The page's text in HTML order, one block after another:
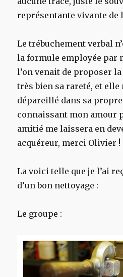
représentante vivante de
Le trébuchement verbal
la formule employée par
l’on venait de proposer
très bien sa rareté, et elle
dépareillé dans sa
connaissant mon amour
amitié me laissera en
acquéreur, merci Olivier !
La voici telle que je l’ai
d’un bon nettoyage :
Le groupe :